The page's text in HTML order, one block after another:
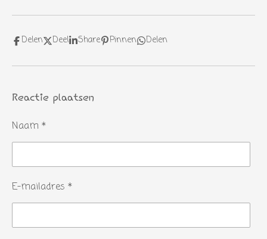
Delen Deel Share Pinnen Delen
Reactie plaatsen
Naam *
E-mailadres *